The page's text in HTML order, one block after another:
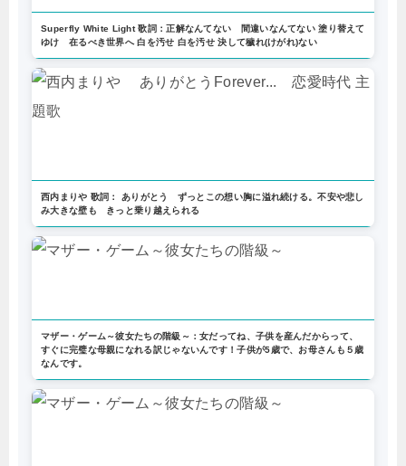
Superfly White Light 歌詞：正解なんてない 間違いなんてない 塗り替えて
ゆけ 在るべき世界へ 白を汚せ 白を汚せ 決して穢れ(けがれ)ない
西内まりや 歌詞： ありがとう ずっとこの想い胸に溢れ続ける。不安や悲し
み大きな壁も きっと乗り越えられる
マザー・ゲーム～彼女たちの階級～：女だってね、子供を産んだからって、
すぐに完璧な母親になれる訳じゃないんです！子供が5歳で、お母さんも５歳
なんです。